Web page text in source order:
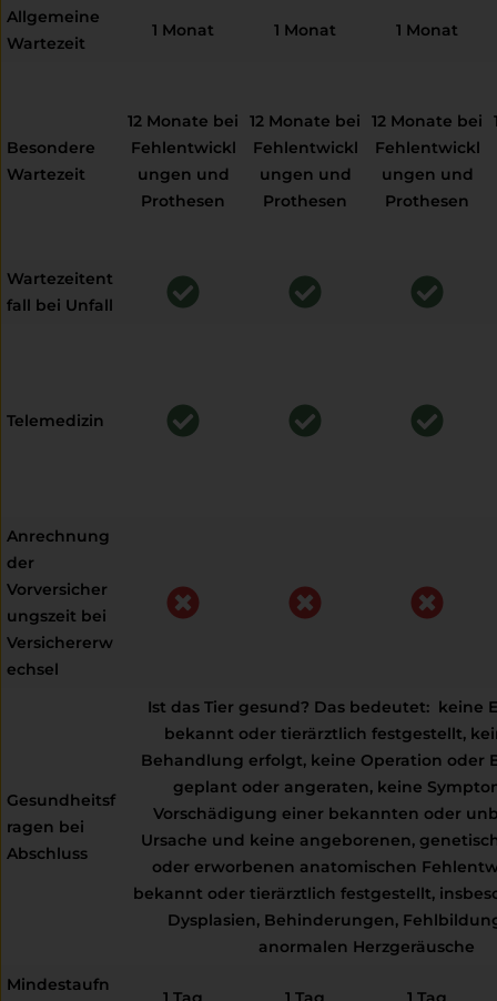
Allgemeine
Wartezeit
1 Monat 1 Monat 1 Monat
Besondere
Wartezeit
12 Monate bei
Fehlentwickl
ungen und
Prothesen
12 Monate bei
Fehlentwickl
ungen und
Prothesen
12 Monate bei
Fehlentwickl
ungen und
Prothesen
Wartezeitent
fall bei Unfall
Telemedizin
Anrechnung
der
Vorversicher
ungszeit bei
Versichererw
echsel
Gesundheitsf
ragen bei
Abschluss
Ist das Tier gesund? Das bedeutet: keine
bekannt oder tierärztlich festgestellt,
Behandlung erfolgt, keine Operation oder
geplant oder angeraten, keine
Vorschädigung einer bekannten oder
Ursache und keine angeborenen,
oder erworbenen anatomischen
bekannt oder tierärztlich festgestellt,
Dysplasien, Behinderungen,
anormalen Herzgeräusche
Mindestaufn